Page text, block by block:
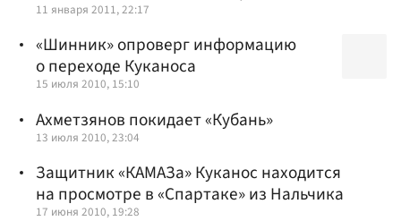
11 января 2011, 22:17
«Шинник» опроверг информацию
о переходе Куканоса
15 июля 2010, 15:10
Ахметзянов покидает «Кубань»
13 июля 2010, 23:04
Защитник «КАМАЗа» Куканос находится
на просмотре в «Спартаке» из Нальчика
17 июня 2010, 19:28